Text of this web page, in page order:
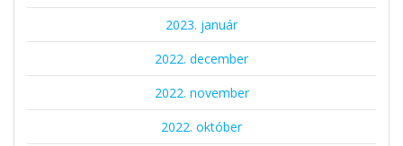
2023. január
2022. december
2022. november
2022. október